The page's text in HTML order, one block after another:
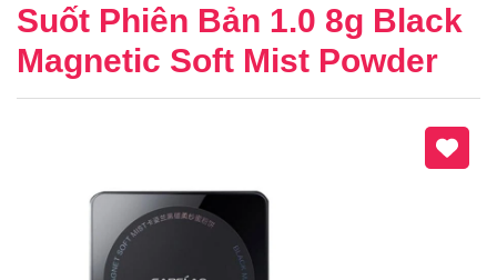
Suốt Phiên Bản 1.0 8g Black
Magnetic Soft Mist Powder
Ngày hết hạn:
Điều kiện: